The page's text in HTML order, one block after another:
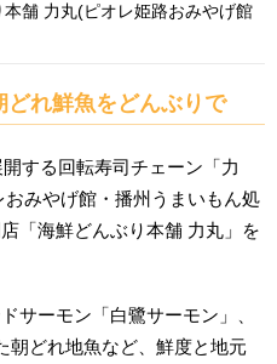
舗 力丸(ピオレ姫路おみやげ館
どれ鮮魚をどんぶりで
する回転寿司チェーン「力
みやげ館・播州うまいもん処
「海鮮どんぶり本舗 力丸」を
サーモン「白鷺サーモン」、
朝どれ地魚など、鮮度と地元